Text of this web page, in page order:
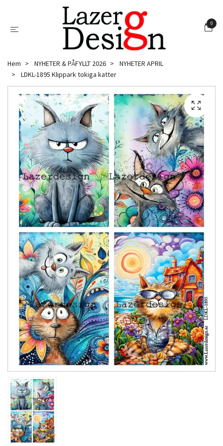
0
Hem NYHETER & PÅFYLLT 2026
NYHETER APRIL
LDKL-1895 Klippark tokiga katter